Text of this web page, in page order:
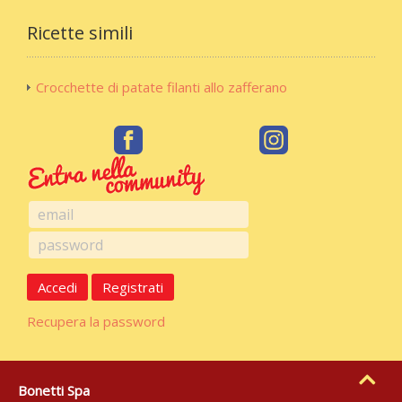
Ricette simili
Crocchette di patate filanti allo zafferano
Accedi
Registrati
Recupera la password
Bonetti Spa